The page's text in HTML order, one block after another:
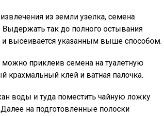
из земли узелка, семена
так до полного остывания
и высеивается указанным выше способом.
приклеив семена на туалетную
крахмальный клей и ватная палочка.
воды и туда поместить чайную ложку
Далее на подготовленные полоски